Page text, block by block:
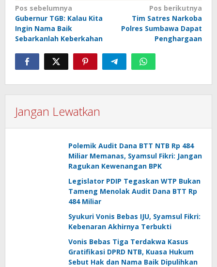
Navigasi
pos
Pos sebelumnya
Gubernur TGB: Kalau Kita
Ingin Nama Baik
Sebarkanlah Keberkahan
Pos berikutnya
Tim Satres Narkoba
Polres Sumbawa Dapat
Penghargaan
Jangan Lewatkan
Polemik Audit Dana BTT NTB Rp 484
Miliar Memanas, Syamsul Fikri: Jangan
Ragukan Kewenangan BPK
Legislator PDIP Tegaskan WTP Bukan
Tameng Menolak Audit Dana BTT Rp
484 Miliar
Syukuri Vonis Bebas IJU, Syamsul Fikri:
Kebenaran Akhirnya Terbukti
Vonis Bebas Tiga Terdakwa Kasus
Gratifikasi DPRD NTB, Kuasa Hukum
Sebut Hak dan Nama Baik Dipulihkan